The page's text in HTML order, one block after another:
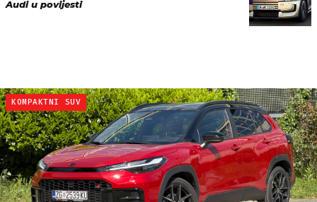
Audi u povijesti
KOMPAKTNI SUV